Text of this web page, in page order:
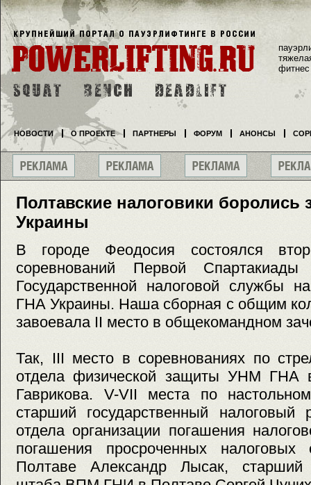
Полтавские налоговики боролись
Украины
В городе Феодосия состоялся
соревнований Первой Спартакиады
Государственной налоговой службы
ГНА Украины. Наша сборная с общим
завоевала II место в общекомандном
Так, III место в соревнованиях по
отдела физической защиты УНМ ГНА
Гаврикова. V-VII места по
старший государственный
отдела организации погашения
погашения просроченных
Полтаве Александр Лысак, старший
фитнес
НОВОСТИ О ПРОЕКТЕ ПАРТНЕРЫ ФОРУМ АНОНСЫ